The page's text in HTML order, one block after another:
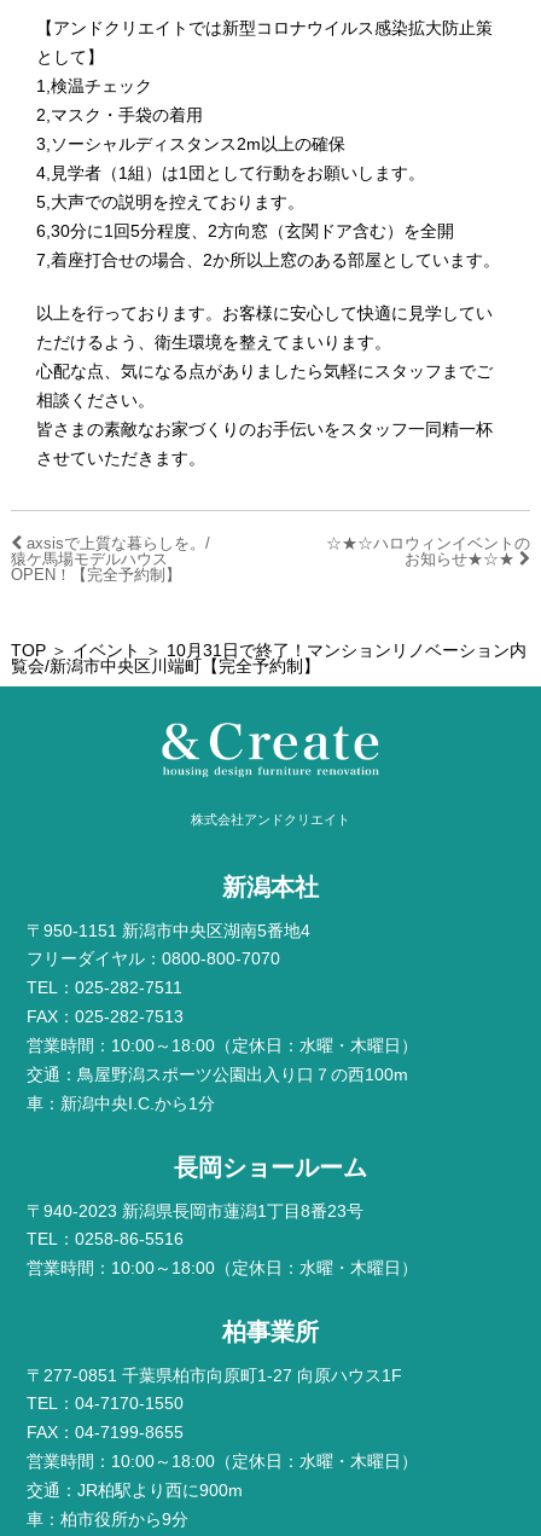
【アンドクリエイトでは新型コロナウイルス感染拡大防止策
として】
1,検温チェック
2,マスク・手袋の着用
3,ソーシャルディスタンス2m以上の確保
4,見学者（1組）は1団として行動をお願いします。
5,大声での説明を控えております。
6,30分に1回5分程度、2方向窓（玄関ドア含む）を全開
7,着座打合せの場合、2か所以上窓のある部屋としています。
以上を行っております。お客様に安心して快適に見学してい
ただけるよう、衛生環境を整えてまいります。
心配な点、気になる点がありましたら気軽にスタッフまでご
相談ください。
皆さまの素敵なお家づくりのお手伝いをスタッフ一同精一杯
させていただきます。
axsisで上質な暮らしを。/
猿ケ馬場モデルハウス
OPEN！【完全予約制】
☆★☆ハロウィンイベントの
お知らせ★☆★
TOP＞ イベント
＞ 10月31日で終了！マンションリノベーション内
覧会/新潟市中央区川端町【完全予約制】
株式会社アンドクリエイト
新潟本社
〒950-1151 新潟市中央区湖南5番地4
フリーダイヤル：0800-800-7070
TEL：025-282-7511
FAX：025-282-7513
営業時間：10:00～18:00（定休日：水曜・木曜日）
交通：鳥屋野潟スポーツ公園出入り口７の西100m
車：新潟中央I.C.から1分
長岡ショールーム
〒940-2023 新潟県長岡市蓮潟1丁目8番23号
TEL：0258-86-5516
営業時間：10:00～18:00（定休日：水曜・木曜日）
柏事業所
〒277-0851 千葉県柏市向原町1-27 向原ハウス1F
TEL：04-7170-1550
FAX：04-7199-8655
営業時間：10:00～18:00（定休日：水曜・木曜日）
交通：JR柏駅より西に900m
車：柏市役所から9分